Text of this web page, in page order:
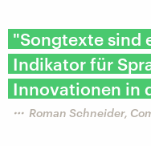
"Songtexte sind
Indikator für
Innovationen in
Roman Schneider,